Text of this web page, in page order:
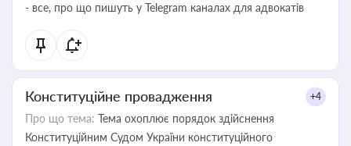
- все, про що пишуть у Telegram каналах для адвокатів
Конституційне провадження +4
Про що тема: Тема охоплює порядок здійснення
Конституційним Судом України конституційного